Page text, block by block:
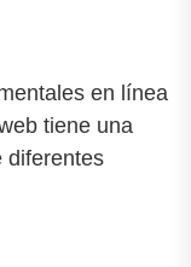
en línea
tiene una
diferentes